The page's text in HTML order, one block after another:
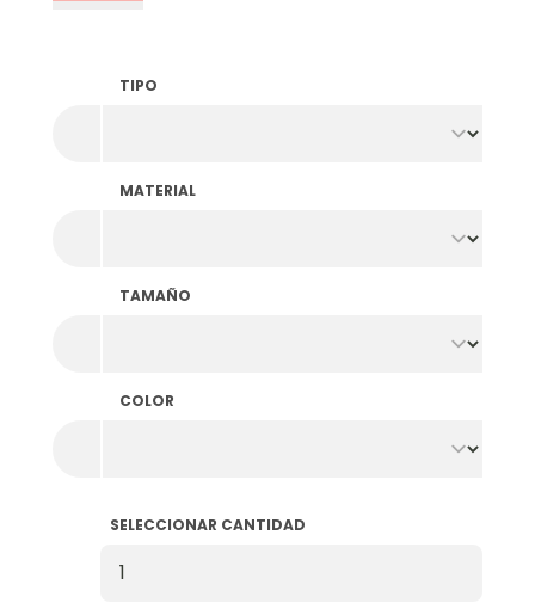
TIPO
MATERIAL
TAMAÑO
COLOR
SELECCIONAR CANTIDAD